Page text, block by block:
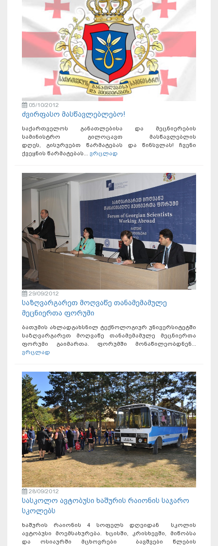
05/10/2012
ძვირფასო მასწავლებლებო!
საქართველოს განათლებისა და მეცნიერების
სამინისტრო გილოცავთ მასწავლებლის
დღეს, გისურვებთ წარმატებას და წინსვლას! ჩვენი
ქვეყნის წარმატებას... ვრცლად
29/09/2012
საზღვარგარეთ მოღვაწე თანამემამულე
მეცნიერთა ფორუმი
ბათუმის ახლადგახსნილ ტექნოლოგიურ უნივერსიტეტში
საზღვარგარეთ მოღვაწე თანამემამულე მეცნიერთა
ფორუმი გაიმართა. ფორუმში მონაწილეობდნენ...
ვრცლად
28/09/2012
სასკოლო ავტობუსი ხაშურის რაიონის საჯარო
სკოლებს
ხაშურის რაიონის 4 სოფელს დღეიდან სკოლის
ავტობუსი მოემსახურება. ხცისში, კრისხევში, მიწობსა
და ოსიაურში მცხოვრები ბავშვები წლების